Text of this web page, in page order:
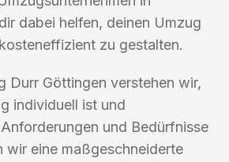
dabei helfen, deinen Umzug
zu gestalten.
Durr Göttingen verstehen wir,
individuell ist und
und Bedürfnisse
wir eine maßgeschneiderte